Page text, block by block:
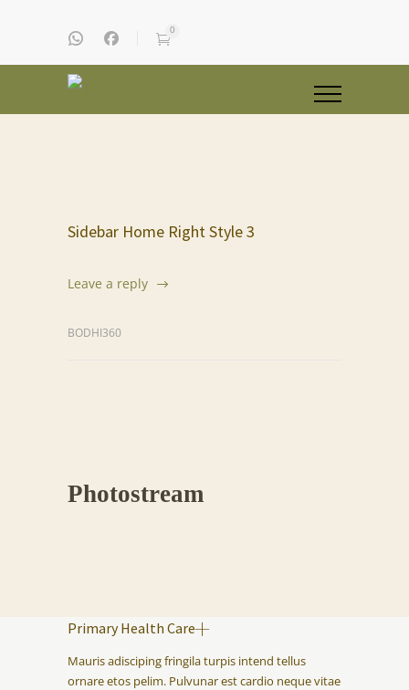
0
Sidebar Home Right Style 3
Leave a reply
BODHI360
Photostream
Primary Health Care
Mauris adisciping fringila turpis intend tellus
ornare etos pelim. Pulvunar est cardio neque vitae